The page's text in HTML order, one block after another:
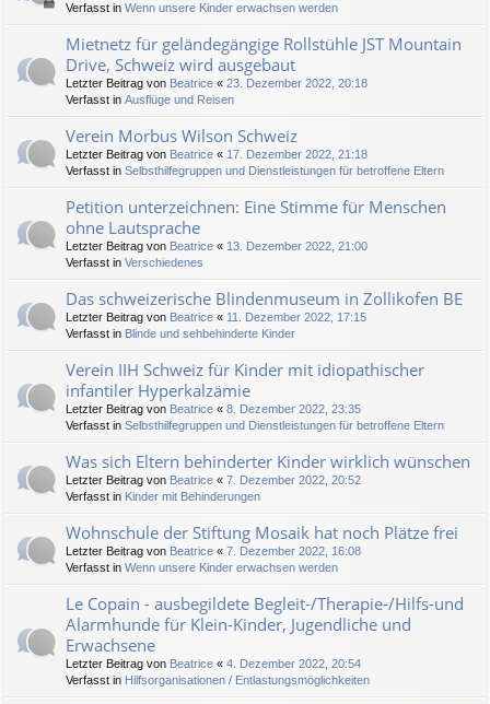
Verfasst in Wenn unsere Kinder erwachsen werden
Mietnetz für geländegängige Rollstühle JST Mountain
Drive, Schweiz wird ausgebaut
Letzter Beitrag von Beatrice « 23. Dezember 2022, 20:18
Verfasst in Ausflüge und Reisen
Verein Morbus Wilson Schweiz
Letzter Beitrag von Beatrice « 17. Dezember 2022, 21:18
Verfasst in Selbsthilfegruppen und Dienstleistungen für betroffene Eltern
Petition unterzeichnen: Eine Stimme für Menschen
ohne Lautsprache
Letzter Beitrag von Beatrice « 13. Dezember 2022, 21:00
Verfasst in Verschiedenes
Das schweizerische Blindenmuseum in Zollikofen BE
Letzter Beitrag von Beatrice « 11. Dezember 2022, 17:15
Verfasst in Blinde und sehbehinderte Kinder
Verein IIH Schweiz für Kinder mit idiopathischer
infantiler Hyperkalzämie
Letzter Beitrag von Beatrice « 8. Dezember 2022, 23:35
Verfasst in Selbsthilfegruppen und Dienstleistungen für betroffene Eltern
Was sich Eltern behinderter Kinder wirklich wünschen
Letzter Beitrag von Beatrice « 7. Dezember 2022, 20:52
Verfasst in Kinder mit Behinderungen
Wohnschule der Stiftung Mosaik hat noch Plätze frei
Letzter Beitrag von Beatrice « 7. Dezember 2022, 16:08
Verfasst in Wenn unsere Kinder erwachsen werden
Le Copain - ausbegildete Begleit-/Therapie-/Hilfs-und
Alarmhunde für Klein-Kinder, Jugendliche und
Erwachsene
Letzter Beitrag von Beatrice « 4. Dezember 2022, 20:54
Verfasst in Hilfsorganisationen / Entlastungsmöglichkeiten